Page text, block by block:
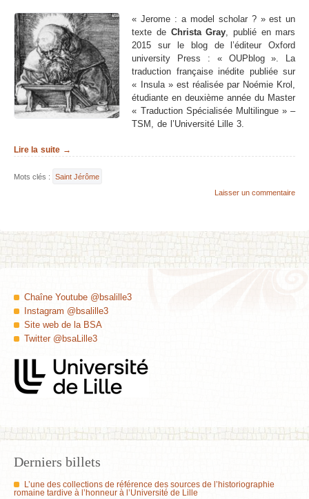
« Jerome : a model scholar ? » est un
texte de Christa Gray, publié en mars
2015 sur le blog de l’éditeur Oxford
university Press : « OUPblog ». La
traduction française inédite publiée sur
« Insula » est réalisée par Noémie Krol,
étudiante en deuxième année du Master
« Traduction Spécialisée Multilingue » –
TSM, de l’Université Lille 3.
Lire la suite →
Mots clés :
Saint Jérôme
Laisser un commentaire
Chaîne Youtube @bsalille3
Instagram @bsalille3
Site web de la BSA
Twitter @bsaLille3
Derniers billets
L’une des collections de référence des sources de l’historiographie
romaine tardive à l’honneur à l’Université de Lille